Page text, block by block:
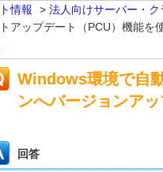
情報 > 法人向けサーバー・
アップデート（PCU）機能を
Windows環境で自
ンへバージョンア
回答